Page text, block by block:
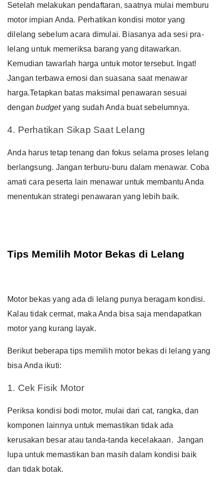
Setelah melakukan pendaftaran, saatnya mulai memburu
motor impian Anda. Perhatikan kondisi motor yang
dilelang sebelum acara dimulai. Biasanya ada sesi pra-
lelang untuk memeriksa barang yang ditawarkan.
Kemudian tawarlah harga untuk motor tersebut. Ingat!
Jangan terbawa emosi dan suasana saat menawar
harga.Tetapkan batas maksimal penawaran sesuai
denganbudget yang sudah Anda buat sebelumnya.
4. Perhatikan Sikap Saat Lelang
Anda harus tetap tenang dan fokus selama proses lelang
berlangsung. Jangan terburu-buru dalam menawar. Coba
amati cara peserta lain menawar untuk membantu Anda
menentukan strategi penawaran yang lebih baik.
Tips Memilih Motor Bekas di Lelang
Motor bekas yang ada di lelang punya beragam kondisi.
Kalau tidak cermat, maka Anda bisa saja mendapatkan
motor yang kurang layak.
Berikut beberapa tips memilih motor bekas di lelang yang
bisa Anda ikuti:
1. Cek Fisik Motor
Periksa kondisi bodi motor, mulai dari cat, rangka, dan
komponen lainnya untuk memastikan tidak ada
kerusakan besar atau tanda-tanda kecelakaan.Jangan
lupa untuk memastikan ban masih dalam kondisi baik
dan tidak botak.